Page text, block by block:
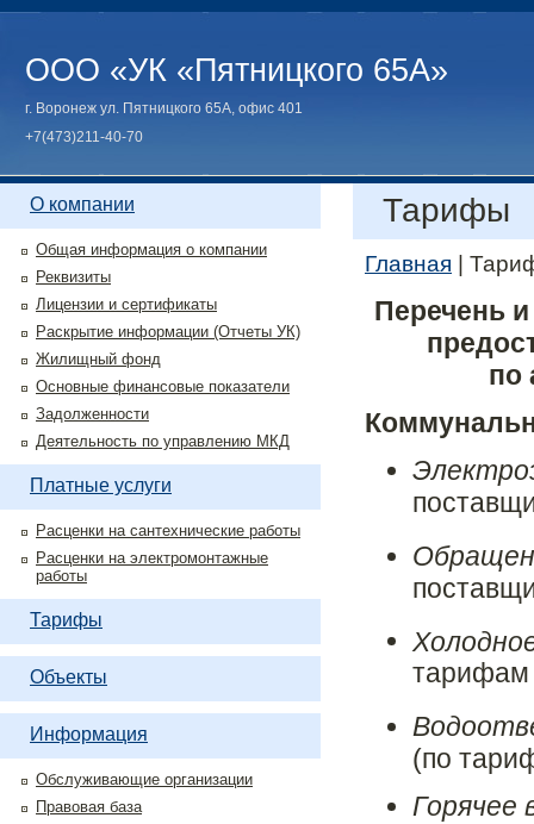
ООО «УК «Пятницкого 65А»
г. Воронеж ул. Пятницкого 65А, офис 401
+7(473)211-40-70
О компании
Общая информация о компании
Реквизиты
Лицензии и сертификаты
Раскрытие информации (Отчеты УК)
Жилищный фонд
Основные финансовые показатели
Задолженности
Деятельность по управлению МКД
Платные услуги
Расценки на сантехнические работы
Расценки на электромонтажные
работы
Тарифы
Объекты
Информация
Обслуживающие организации
Правовая база
Тарифы
Главная
Перечень
по
тарифам
(по
Горячее